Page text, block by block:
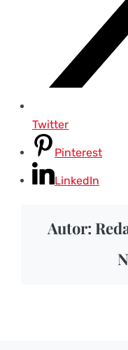
Twitter
Pinterest
LinkedIn
Autor: